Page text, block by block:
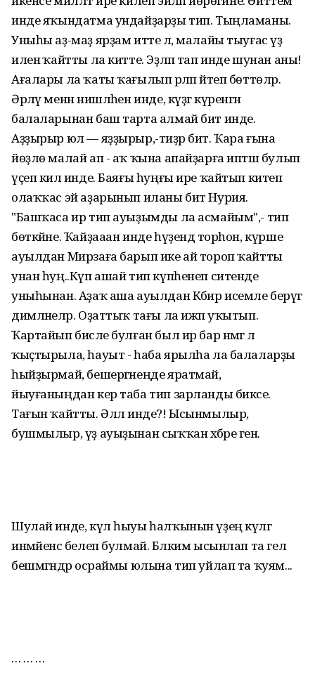
инде яҡындатма ундайҙарҙы тип. Тыңламаны.
Уныһы аҙ-маҙ ярҙам итте лә, малайы тыуғас үҙ
иленә ҡайтты ла китте. Эҙләп тап инде шунан аны!
Ағалары ла ҡаты ҡағылып әрләп әйтеп бөттөләр.
Әрләү менән нишләһен инде, күҙгә күренгән
балаларынан баш тарта алмай бит инде.
Аҙҙырыр юл — яҙҙырыр,-тиҙәр бит. Ҡара ғына
йөҙлө малай ап - аҡ ҡына апайҙарға иптәш булып
үҫеп килә инде. Баяғы һуңғы ире ҡайтып китеп
олаҡҡас эй аҙарынып иланы бит Нурия.
"Башҡаса ир тип ауыҙымды ла асмайым",- тип
бөткәйне. Ҡайҙааан инде һүҙендә торһон, күрше
ауылдан Мирзаға барып ике ай тороп ҡайтты
унан һуң..Күп ашай тип күпһенеп ситенде
уныһынан. Аҙаҡ аша ауылдан Кәбир исемле берәүгә
димләнеләр. Оҙаттыҡ тағы ла ижәп уҡытып.
Ҡартайып бисәле булған был ир бар нәмәгә лә
ҡыҫтырыла, һауыт - һаба ярылһа ла балаларҙы
һыйҙырмай, бешергәнеңде яратмай,
йыуғаныңдан кер таба тип зарланды бикәсе.
Тағын ҡайтты. Әллә инде?! Ысынмылыр,
бушмылыр, үҙ ауыҙынан сыҡҡан хәбәре генә.
Шулай инде, күл һыуы һалҡынын үҙең күлгә
инмәйенсә белеп булмай. Бәлким ысынлап та гел
бешмәгәндәр осраймы юлына тип уйлап та ҡуям...
… … …